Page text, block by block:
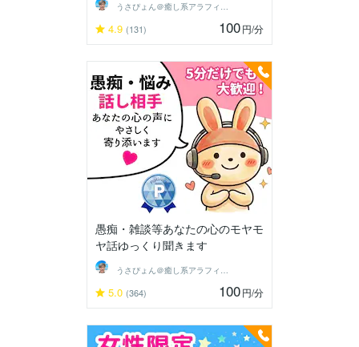
うさぴょん＠癒し系アラフィフ心寄り添い人
4.9 (131) 100円/分
愚痴・雑談等あなたの心のモヤモ
ヤ話ゆっくり聞きます
5.0 (364) 100円/分